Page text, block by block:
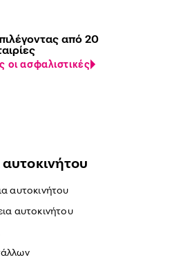
από 20
οι ασφαλιστικές
αυτοκινήτου
αυτοκινήτου